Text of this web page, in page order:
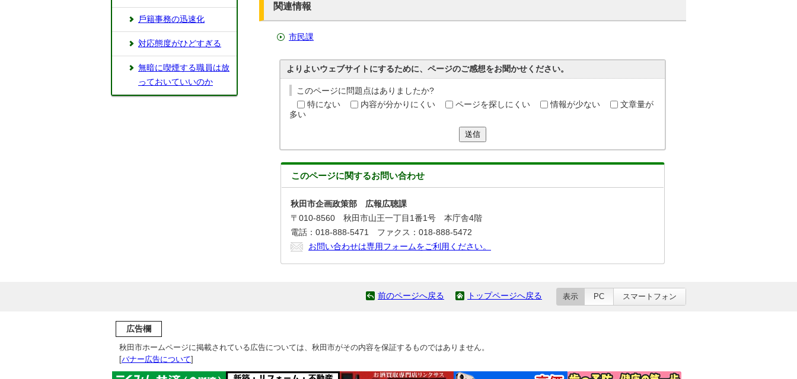
関連情報
市民課
よりよいウェブサイトにするために、ページのご感想をお聞かせください。
このページに問題点はありましたか?
特にない
内容が分かりにくい ページを探しにくい 情報が少ない
文章量が
多い
送信
このページに関するお問い合わせ
秋田市企画政策部 広報広聴課
〒010-8560 秋田市山王一丁目1番1号 本庁舎4階
電話：018-888-5471 ファクス：018-888-5472
お問い合わせは専用フォームをご利用ください。
⼾籍事務の迅速化
対応態度がひどすぎる
無暗に喫煙する職員は放
っておいていいのか
前のページへ戻る トップページへ戻る 表示 PC スマートフォン
広告欄
秋田市ホームページに掲載されている広告については、秋田市がその内容を保証するものではありません。
[バナー広告について]